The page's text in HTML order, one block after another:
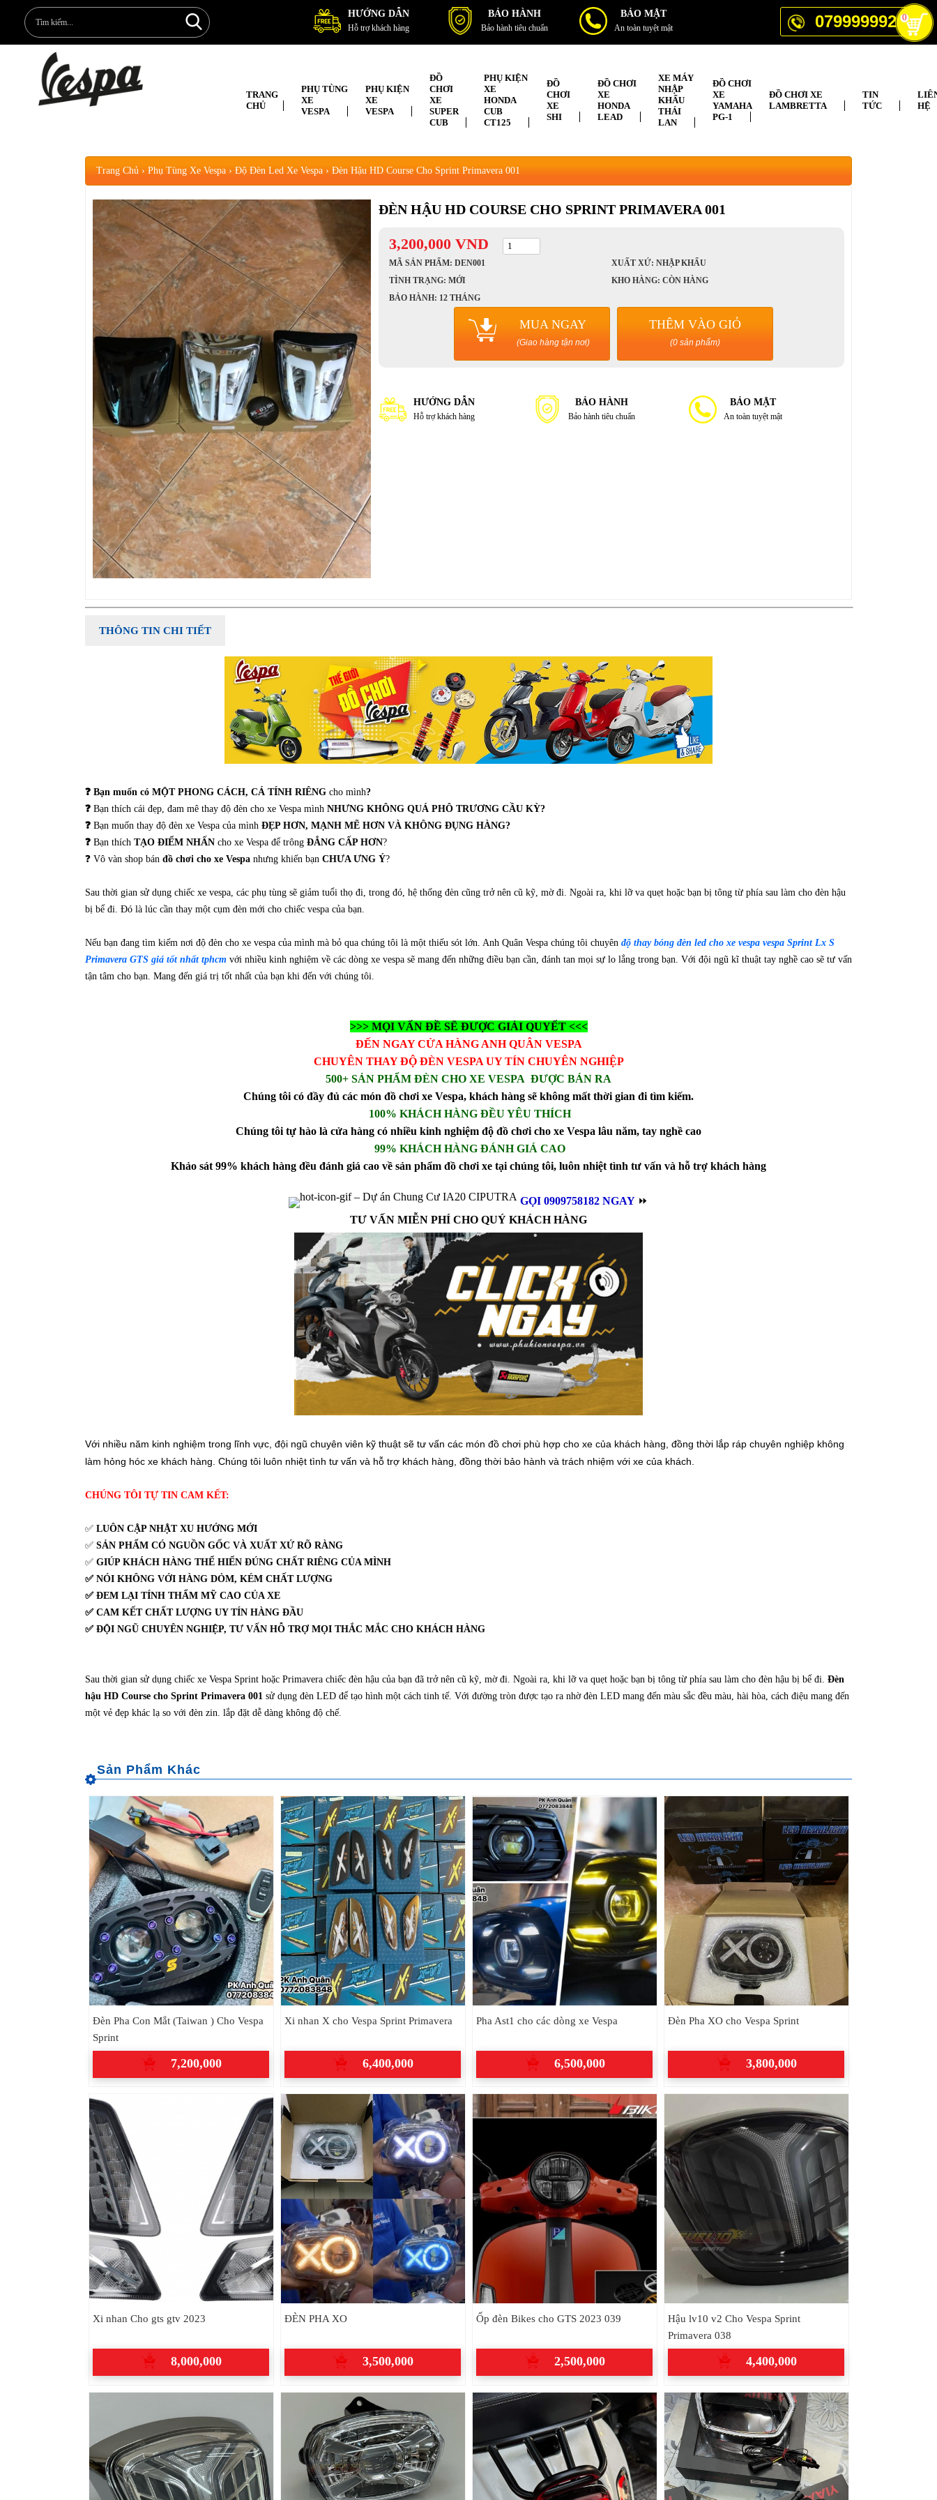
0
HƯỚNG DẪN
Hỗ trợ khách hàng
BẢO HÀNH
Bảo hành tiêu chuẩn
BẢO MẬT
An toàn tuyệt mật 0799999929
TRANG
CHỦ
PHỤ TÙNG
XE
VESPA
PHỤ KIỆN
XE
VESPA
ĐỒ
CHƠI
XE
SUPER
CUB
PHỤ KIỆN
XE
HONDA
CUB
CT125
ĐỒ
CHƠI
XE
SHI
ĐỒ CHƠI
XE
HONDA
LEAD
XE MÁY
NHẬP
KHẨU
THÁI
LAN
ĐỒ CHƠI
XE
YAMAHA
PG-1
ĐỒ CHƠI XE
LAMBRETTA
TIN
TỨC
HỆ
Trang Chủ › Phụ Tùng Xe Vespa › Độ Đèn Led Xe Vespa › Đèn Hậu HD Course Cho Sprint Primavera 001
ĐÈN HẬU HD COURSE CHO SPRINT PRIMAVERA 001
3,200,000VND
MÃ SẢN PHẨM: DEN001
XUẤT XỨ: NHẬP KHẨU
TÌNH TRẠNG: MỚI
KHO HÀNG: CÒN HÀNG
BẢO HÀNH: 12 THÁNG
MUA NGAY
(Giao hàng tận nơi)
THÊM VÀO GIỎ
(0 sản phẩm)
HƯỚNG DẪN
Hỗ trợ khách hàng
BẢO HÀNH
Bảo hành tiêu chuẩn
BẢO MẬT
An toàn tuyệt mật
THÔNG TIN CHI TIẾT
❓ Bạn muốn có MỘT PHONG CÁCH, CÁ TÍNH RIÊNG cho mình?
❓ Bạn thích cái đẹp, đam mê thay độ đèn cho xe Vespa mình NHƯNG KHÔNG QUÁ PHÔ TRƯƠNG CẦU KỲ?
❓ ​ Bạn muốn thay độ đèn xe Vespa của mình ĐẸP HƠN, MẠNH MẼ HƠN VÀ KHÔNG ĐỤNG HÀNG?
❓ Bạn thích TẠO ĐIỂM NHẤN cho xe Vespa để trông ĐẲNG CẤP HƠN?
❓ Vô vàn shop bán đồ chơi cho xe Vespa nhưng khiến bạn CHƯA ƯNG Ý?
Sau thời gian sử dụng chiếc xe vespa, các phụ tùng sẽ giảm tuổi thọ đi, trong đó, hệ thống đèn cũng trở nên cũ kỹ, mờ đi. Ngoài ra, khi lỡ va quẹt hoặc bạn bị tông từ phía sau làm cho đèn hậu
bị bể đi. Đó là lúc cần thay một cụm đèn mới cho chiếc vespa của bạn.
Nếu bạn đang tìm kiếm nơi độ đèn cho xe vespa của mình mà bỏ qua chúng tôi là một thiếu sót lớn. Anh Quân Vespa chúng tôi chuyên độ thay bóng đèn led cho xe vespa vespa Sprint Lx S
Primavera GTS giá tốt nhất tphcm với nhiều kinh nghiệm về các dòng xe vespa sẽ mang đến những điều bạn cần, đánh tan mọi sự lo lắng trong bạn. Với đội ngũ kĩ thuật tay nghề cao sẽ tư vấn
tận tâm cho bạn. Mang đến giá trị tốt nhất của bạn khi đến với chúng tôi.
>>> MỌI VẤN ĐỀ SẼ ĐƯỢC GIẢI QUYẾT <<<
ĐẾN NGAY CỬA HÀNG ANH QUÂN VESPA
CHUYÊN THAY ĐỘ ĐÈN VESPA UY TÍN CHUYÊN NGHIỆP
500+ SẢN PHẨM ĐÈN CHO XE VESPA ĐƯỢC BÁN RA
Chúng tôi có đầy đủ các món đồ chơi xe Vespa, khách hàng sẽ không mất thời gian đi tìm kiếm.
100% KHÁCH HÀNG ĐỀU YÊU THÍCH
Chúng tôi tự hào là cửa hàng có nhiều kinh nghiệm độ đồ chơi cho xe Vespa lâu năm, tay nghề cao
99% KHÁCH HÀNG ĐÁNH GIÁ CAO
Khảo sát 99% khách hàng đều đánh giá cao về sản phẩm đồ chơi xe tại chúng tôi, luôn nhiệt tình tư vấn và hỗ trợ khách hàng
GỌI 0909758182 NGAY ⏩
TƯ VẤN MIỄN PHÍ CHO QUÝ KHÁCH HÀNG
Với nhiều năm kinh nghiệm trong lĩnh vực, đội ngũ chuyên viên kỹ thuật sẽ tư vấn các món đồ chơi phù hợp cho xe của khách hàng, đồng thời lắp ráp chuyên nghiệp không
làm hỏng hóc xe khách hàng. Chúng tôi luôn nhiệt tình tư vấn và hỗ trợ khách hàng, đồng thời bảo hành và trách nhiệm với xe của khách.
CHÚNG TÔI TỰ TIN CAM KẾT:
✅ LUÔN CẬP NHẬT XU HƯỚNG MỚI
✅ SẢN PHẨM CÓ NGUỒN GỐC VÀ XUẤT XỨ RÕ RÀNG
✅ GIÚP KHÁCH HÀNG THỂ HIỂN ĐÚNG CHẤT RIÊNG CỦA MÌNH
✅ NÓI KHÔNG VỚI HÀNG DỎM, KÉM CHẤT LƯỢNG
✅ ĐEM LẠI TÍNH THẨM MỸ CAO CỦA XE
✅ CAM KẾT CHẤT LƯỢNG UY TÍN HÀNG ĐẦU
✅ ĐỘI NGŨ CHUYÊN NGHIỆP, TƯ VẤN HỖ TRỢ MỌI THẮC MẮC CHO KHÁCH HÀNG
Sau thời gian sử dụng chiếc xe Vespa Sprint hoặc Primavera chiếc đèn hậu của bạn đã trở nên cũ kỹ, mờ đi. Ngoài ra, khi lỡ va quẹt hoặc bạn bị tông từ phía sau làm cho đèn hậu bị bể đi. Đèn
hậu HD Course cho Sprint Primavera 001 sử dụng đèn LED để tạo hình một cách tinh tế. Với đường tròn được tạo ra nhờ đèn LED mang đến màu sắc đều màu, hài hòa, cách điệu mang đến
một vẻ đẹp khác lạ so với đèn zin. lắp đặt dễ dàng không độ chế.
Đèn Pha Con Mắt (Taiwan ) Cho Vespa
Sprint
7,200,000
Xi nhan X cho Vespa Sprint Primavera
6,400,000
Pha Ast1 cho các dòng xe Vespa
6,500,000
Đèn Pha XO cho Vespa Sprint
3,800,000
Xi nhan Cho gts gtv 2023
8,000,000
ĐÈN PHA XO
3,500,000
Ốp đèn Bikes cho GTS 2023 039
2,500,000
Hậu lv10 v2 Cho Vespa Sprint
Primavera 038
4,400,000